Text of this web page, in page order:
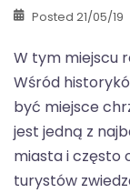
Posted 21/05/19
W tym miejscu
Wśród
być miejsce
jest jedną z
miasta i często
turystów